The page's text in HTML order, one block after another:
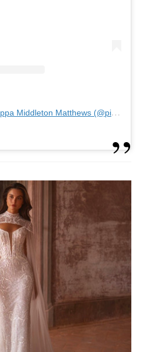
Matthews (@pippa.middleton.matthews)